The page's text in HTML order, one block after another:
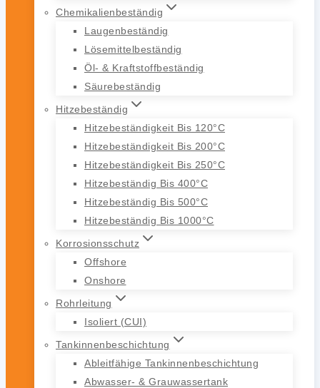
Chemikalienbeständig
Laugenbeständig
Lösemittelbeständig
Öl- & Kraftstoffbeständig
Säurebeständig
Hitzebeständig
Hitzebeständigkeit Bis 120°C
Hitzebeständigkeit Bis 200°C
Hitzebeständigkeit Bis 250°C
Hitzebeständig Bis 400°C
Hitzebeständig Bis 500°C
Hitzebeständig Bis 1000°C
Korrosionsschutz
Offshore
Onshore
Rohrleitung
Isoliert (CUI)
Tankinnenbeschichtung
Ableitfähige Tankinnenbeschichtung
Abwasser- & Grauwassertank